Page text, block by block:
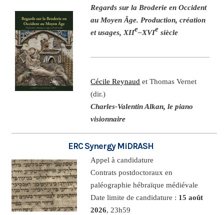
Regards sur la Broderie en Occident
au Moyen Âge. Production, création
et usages, XIIe–XVIe siècle
Cécile Reynaud et Thomas Vernet
(dir.)
Charles-Valentin Alkan, le piano
visionnaire
ERC Synergy MiDRASH
Appel à candidature
Contrats postdoctoraux en
paléographie hébraïque médiévale
Date limite de candidature : 15 août
2026, 23h59